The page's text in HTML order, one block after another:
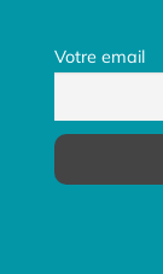
Votre email